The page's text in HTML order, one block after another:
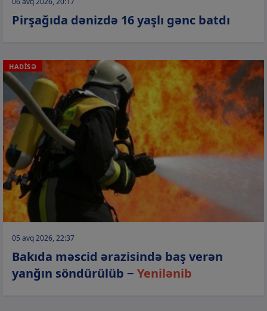
Pirşağıda dənizdə 16 yaşlı gənc batdı
HADİSƏ
05 avq 2026, 22:37
Bakıda məscid ərazisində baş verən
yanğın söndürülüb − Yenilənib